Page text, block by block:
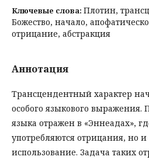
Ключевые слова: Плотин,
Божество, начало,
отрицание, абстракция
Аннотация
Трансцендентный характер
особого языкового выражения.
языка отражен в «Эннеадах»,
употребляются отрицания, но и
использование. Задача таких